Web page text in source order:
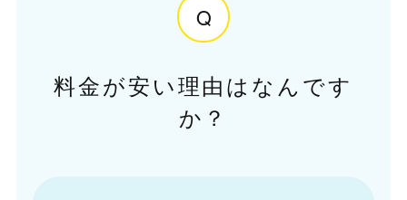
Q
料金が安い理由はなんです
か？